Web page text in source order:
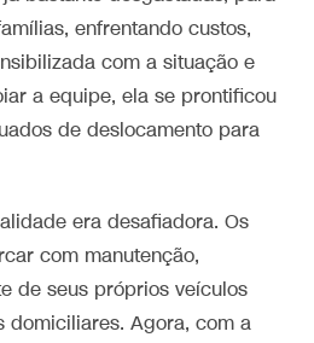
enfrentando custos,
com a situação e
a equipe, ela se prontificou
de deslocamento para
era desafiadora. Os
com manutenção,
de seus próprios veículos
domiciliares. Agora, com a